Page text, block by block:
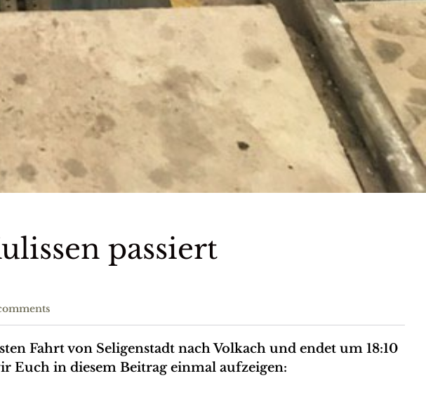
passiert
Fahrt von Seligenstadt nach Volkach und endet um 18:10
Euch in diesem Beitrag einmal aufzeigen: